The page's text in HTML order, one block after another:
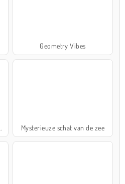
Geometry Vibes
Mysterieuze schat van de zee